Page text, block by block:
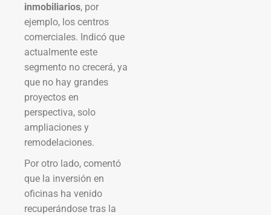
inmobiliarios, por
ejemplo, los centros
comerciales. Indicó que
actualmente este
segmento no crecerá, ya
que no hay grandes
proyectos en
perspectiva, solo
ampliaciones y
remodelaciones.
Por otro lado, comentó
que la inversión en
oficinas ha venido
recuperándose tras la